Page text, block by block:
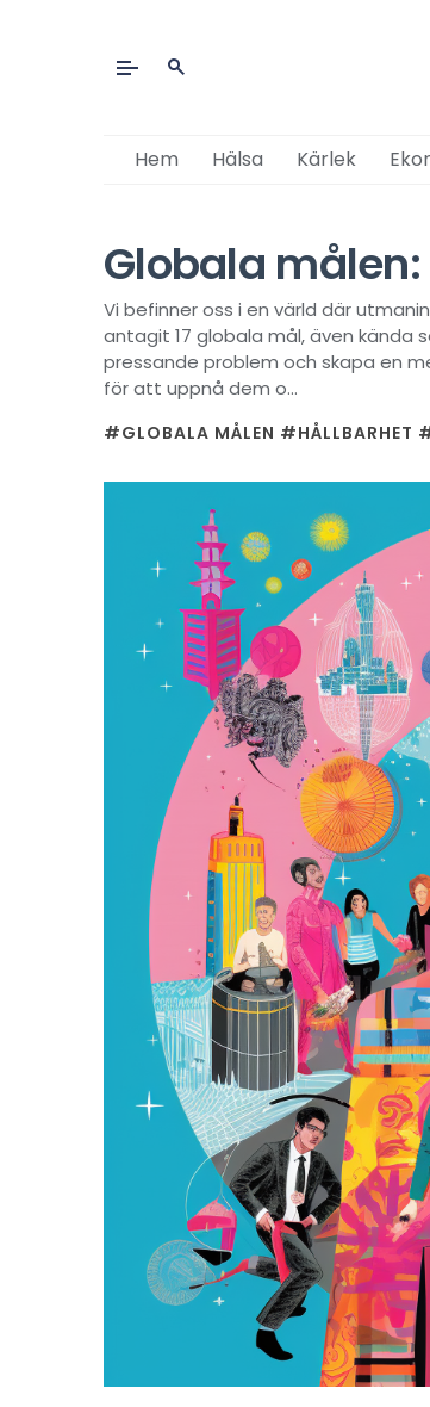
Hem Hälsa Kärlek
Globala
Vi befinner oss i en värld där
antagit 17 globala mål, även kända
pressande problem och skapa en
för att uppnå dem o...
#GLOBALA MÅLEN #HÅLLBARHET